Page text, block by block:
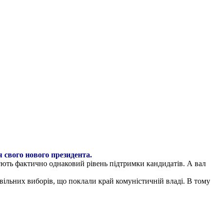
свого нового президента.
фактично однаковий рівень підтримки кандидатів. А вал
виборів, що поклали край комуністичній владі. В тому